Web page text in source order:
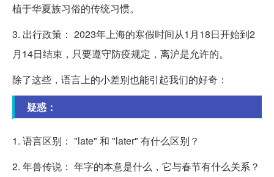
植于华夏族习俗的传统习惯。
3. 出行政策： 2023年上海的寒假时间从1月18日开始到2
月14日结束，只要遵守防疫规定，离沪是允许的。
除了这些，语言上的小差别也能引起我们的好奇：
疑惑：
1. 语言区别： "late" 和 "later" 有什么区别？
2. 年兽传说： 年字的本意是什么，它与春节有什么关系？